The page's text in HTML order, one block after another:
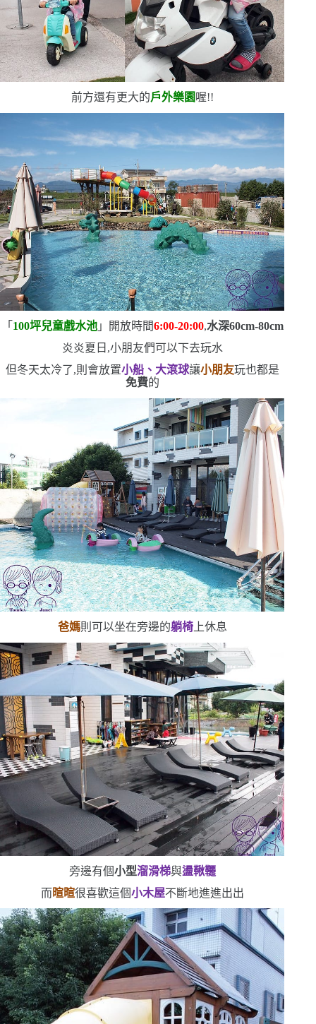
前方還有更大的戶外樂園 喔!!
「 100坪兒童戲水池」開放時間6:00-20:00,水深60cm-80cm
炎炎夏日,小朋友們可以下去玩水
但冬天太冷了,則會放置小船、大滾球讓小朋友玩也都是
免費的
爸媽則可以坐在旁邊的躺椅上休息
旁邊有個小型溜滑梯與盪鞦韆
而 暄暄很喜歡這個小木屋不斷地進進出出